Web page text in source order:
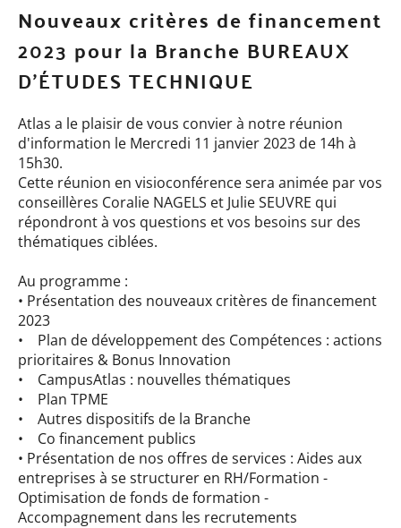
Nouveaux critères de financement
2023 pour la Branche BUREAUX
D'ÉTUDES TECHNIQUE
Atlas a le plaisir de vous convier à notre réunion
d'information le Mercredi 11 janvier 2023 de 14h à
15h30.
Cette réunion en visioconférence sera animée par vos
conseillères Coralie NAGELS et Julie SEUVRE qui
répondront à vos questions et vos besoins sur des
thématiques ciblées.
Au programme :
• Présentation des nouveaux critères de financement
2023
• Plan de développement des Compétences : actions
prioritaires & Bonus Innovation
• CampusAtlas : nouvelles thématiques
• Plan TPME
• Autres dispositifs de la Branche
• Co financement publics
• Présentation de nos offres de services : Aides aux
entreprises à se structurer en RH/Formation -
Optimisation de fonds de formation -
Accompagnement dans les recrutements